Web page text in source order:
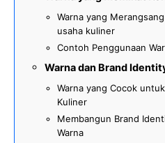
Warna yang
usaha kuliner
Contoh Penggunaan
Warna dan Brand
Warna yang Cocok
Kuliner
Membangun Brand
Warna